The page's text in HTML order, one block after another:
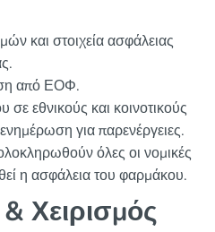
και στοιχεία ασφάλειας
από ΕΟΦ.
εθνικούς και κοινοτικούς
για παρενέργειες.
όλες οι νομικές
η ασφάλεια του φαρμάκου.
Χειρισμός